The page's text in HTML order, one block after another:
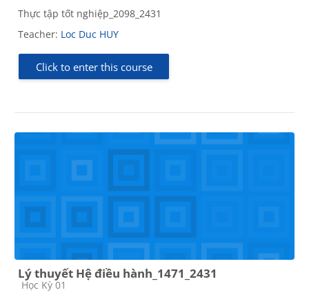
Thực tập tốt nghiệp_2098_2431
Teacher: Loc Duc HUY
Click to enter this course
Lý thuyết Hệ điều hành_1471_2431
Course category
Học Kỳ 01